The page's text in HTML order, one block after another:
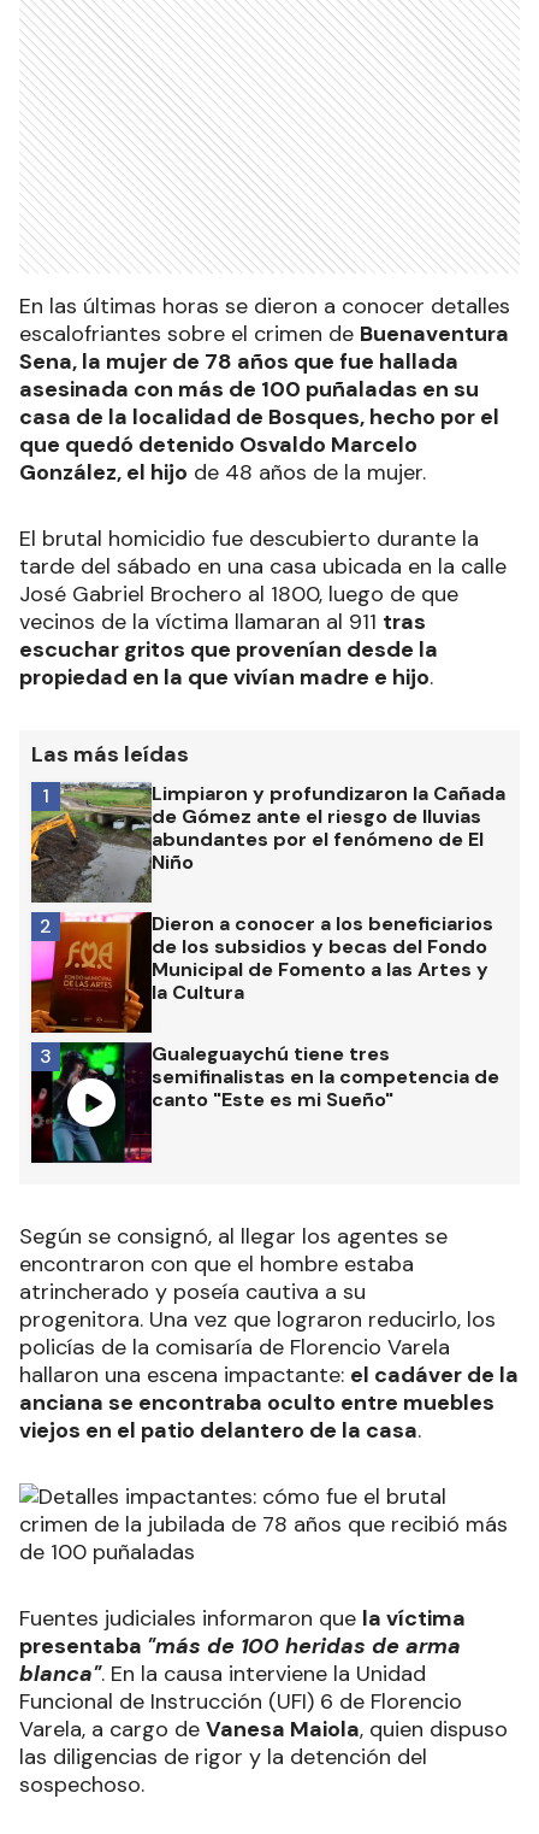
En las últimas horas se dieron a conocer detalles
escalofriantes sobre el crimen de Buenaventura
Sena, la mujer de 78 años que fue hallada
asesinada con más de 100 puñaladas en su
casa de la localidad de Bosques, hecho por el
que quedó detenido Osvaldo Marcelo
González, el hijo de 48 años de la mujer.
El brutal homicidio fue descubierto durante la
tarde del sábado en una casa ubicada en la calle
José Gabriel Brochero al 1800, luego de que
vecinos de la víctima llamaran al 911 tras
escuchar gritos que provenían desde la
propiedad en la que vivían madre e hijo.
Las más leídas
Limpiaron y profundizaron la Cañada
de Gómez ante el riesgo de lluvias
abundantes por el fenómeno de El
Niño
1
Dieron a conocer a los beneficiarios
de los subsidios y becas del Fondo
Municipal de Fomento a las Artes y
la Cultura
2
Gualeguaychú tiene tres
semifinalistas en la competencia de
canto "Este es mi Sueño"
3
Según se consignó, al llegar los agentes se
encontraron con que el hombre estaba
atrincherado y poseía cautiva a su
progenitora. Una vez que lograron reducirlo, los
policías de la comisaría de Florencio Varela
hallaron una escena impactante: el cadáver de la
anciana se encontraba oculto entre muebles
viejos en el patio delantero de la casa.
Fuentes judiciales informaron que la víctima
presentaba "más de 100 heridas de arma
blanca". En la causa interviene la Unidad
Funcional de Instrucción (UFI) 6 de Florencio
Varela, a cargo de Vanesa Maiola, quien dispuso
las diligencias de rigor y la detención del
sospechoso.